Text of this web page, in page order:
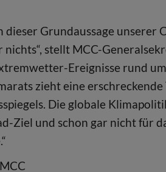
dieser Grundaussage unserer
stellt MCC-
Ereignisse rund
zieht eine
Die globale
Ziel und schon gar nicht für